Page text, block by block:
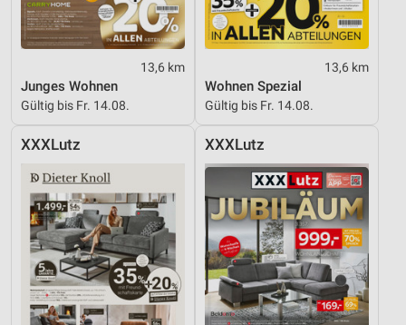
13,6 km
Junges Wohnen
Gültig bis Fr. 14.08.
13,6 km
Wohnen Spezial
Gültig bis Fr. 14.08.
XXXLutz XXXLutz
Geräte anhand von aktiv angeforderten
Informationen identifizieren
Nicht-IAB-Verarbeitungszwecke:
Notwendig
Performance
Funktional
Werbung